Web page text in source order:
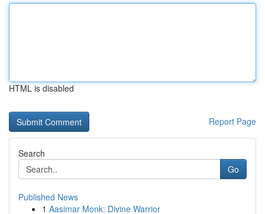
HTML is disabled
Report Page
Search
Go
Published News
1 Aasimar Monk: Divine Warrior